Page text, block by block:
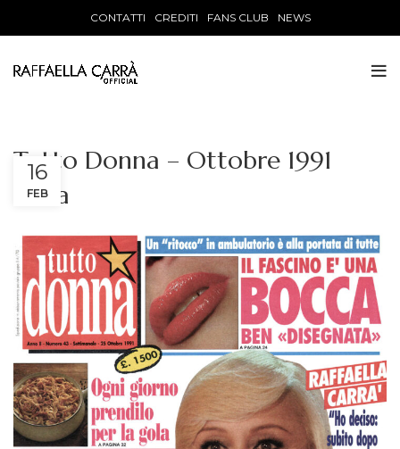
CONTATTI CREDITI FANS CLUB NEWS
Tutto Donna – Ottobre 1991
Italia
16
FEB